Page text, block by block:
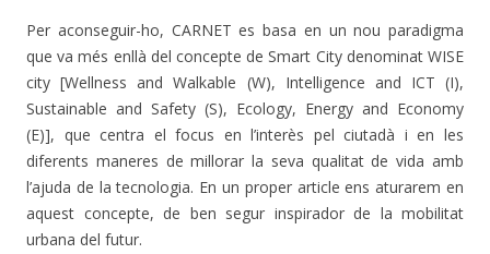
Per aconseguir-ho, CARNET es basa en un nou paradigma
que va més enllà del concepte de Smart City denominat WISE
city [Wellness and Walkable (W), Intelligence and ICT (I),
Sustainable and Safety (S), Ecology, Energy and Economy
(E)], que centra el focus en l’interès pel ciutadà i en les
diferents maneres de millorar la seva qualitat de vida amb
l’ajuda de la tecnologia. En un proper article ens aturarem en
aquest concepte, de ben segur inspirador de la mobilitat
urbana del futur.